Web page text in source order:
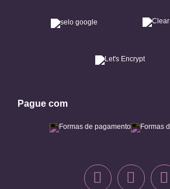
Pague com